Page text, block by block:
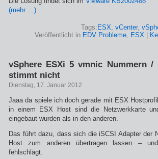
(mehr …)
Tags: ESX, vCenter,
Veröffentlicht in EDV Probleme, ESX
vSphere ESXi 5 vmnic Nummern /
stimmt nicht
Dienstag, 17. Januar 2012
Jaaa da spiele ich doch gerade mit ESX
in einem ESX Host sind die Netzwerkkarte
eingebaut wurden als in den anderen.
Das führt dazu, dass sich die iSCSI Adapter der
Host zum anderen übertragen lassen –
fehlschlägt.